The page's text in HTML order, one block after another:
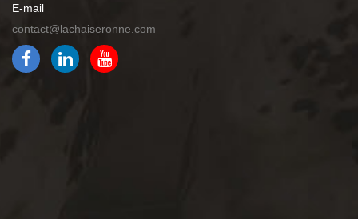
E-mail
contact@lachaiseronne.com